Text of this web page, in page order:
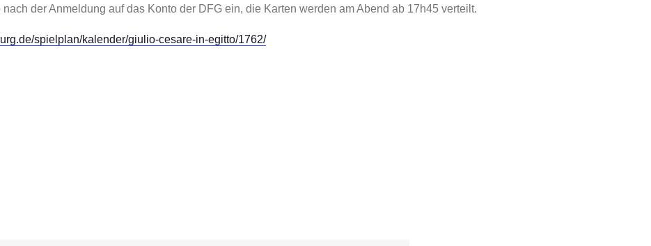
der Anmeldung auf das Konto der DFG ein, die Karten werden am Abend ab 17h45 verteilt.
spielplan/kalender/giulio-cesare-in-egitto/1762/